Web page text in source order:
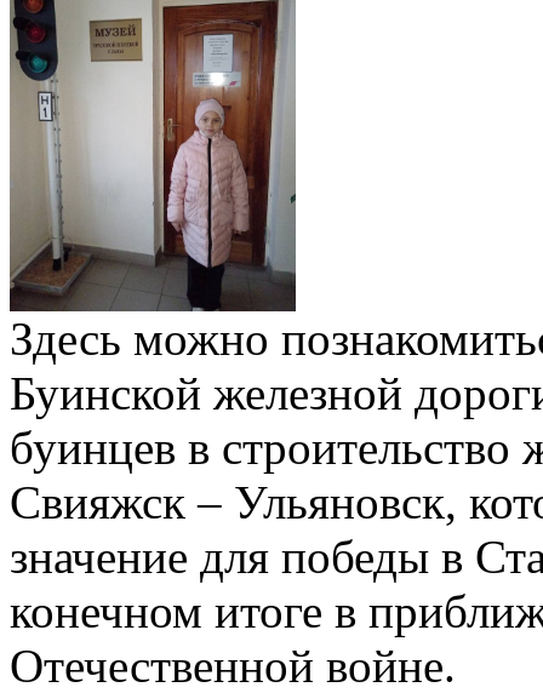
Здесь можно
Буинской железной
буинцев в
Свияжск – Ульяновск,
значение для победы в
конечном итоге в
Отечественной войне.